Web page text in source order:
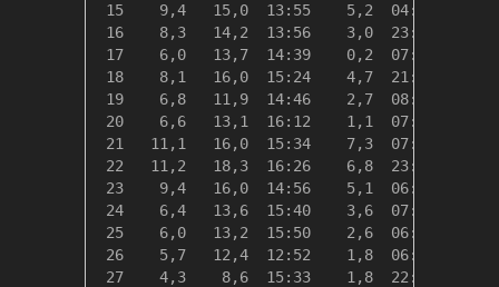
15    9,4   15,0  13:55    5,2  04:32
16    8,3   14,2  13:56    3,0  23:58
17    6,0   13,7  14:39    0,2  07:42
18    8,1   16,0  15:24    4,7  21:24
19    6,8   11,9  14:46    2,7  08:26
20    6,6   13,1  16:12    1,1  07:55
21   11,1   16,0  15:34    7,3  07:28
22   11,2   18,3  16:26    6,8  23:57
23    9,4   16,0  14:56    5,1  06:24
24    6,4   13,6  15:40    3,6  07:02
25    6,0   13,2  15:50    2,6  06:12
26    5,7   12,4  12:52    1,8  06:27
27    4,3    8,6  15:33    1,8  22:53